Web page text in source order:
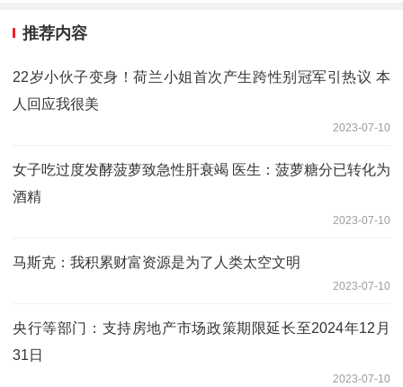
推荐内容
22岁小伙子变身！荷兰小姐首次产生跨性别冠军引热议 本
人回应我很美
2023-07-10
女子吃过度发酵菠萝致急性肝衰竭 医生：菠萝糖分已转化为
酒精
2023-07-10
马斯克：我积累财富资源是为了人类太空文明
2023-07-10
央行等部门：支持房地产市场政策期限延长至2024年12月
31日
2023-07-10